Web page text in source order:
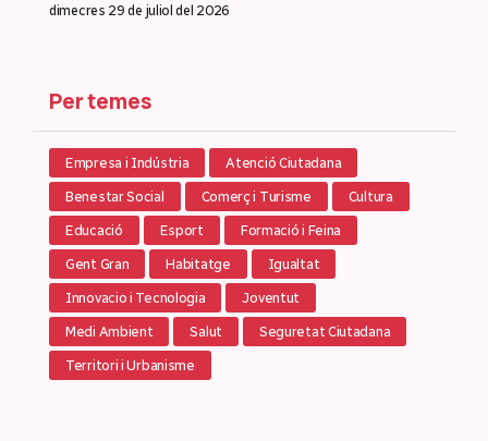
dimecres 29 de juliol del 2026
Per temes
Empresa i Indústria Atenció Ciutadana
Benestar Social Comerç i Turisme Cultura
Educació Esport Formació i Feina
Gent Gran Habitatge Igualtat
Innovacio i Tecnologia Joventut
Medi Ambient Salut Seguretat Ciutadana
Territori i Urbanisme